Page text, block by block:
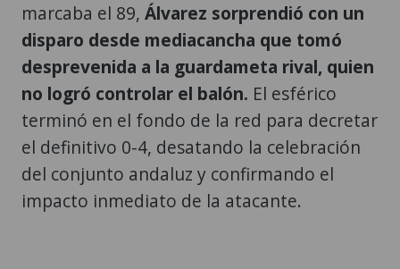
marcaba el 89, Álvarez sorprendió con un
disparo desde mediacancha que tomó
desprevenida a la guardameta rival, quien
no logró controlar el balón. El esférico
terminó en el fondo de la red para decretar
el definitivo 0-4, desatando la celebración
del conjunto andaluz y confirmando el
impacto inmediato de la atacante.